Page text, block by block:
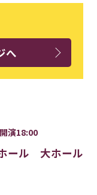
へ
演18:00
ール 大ホール